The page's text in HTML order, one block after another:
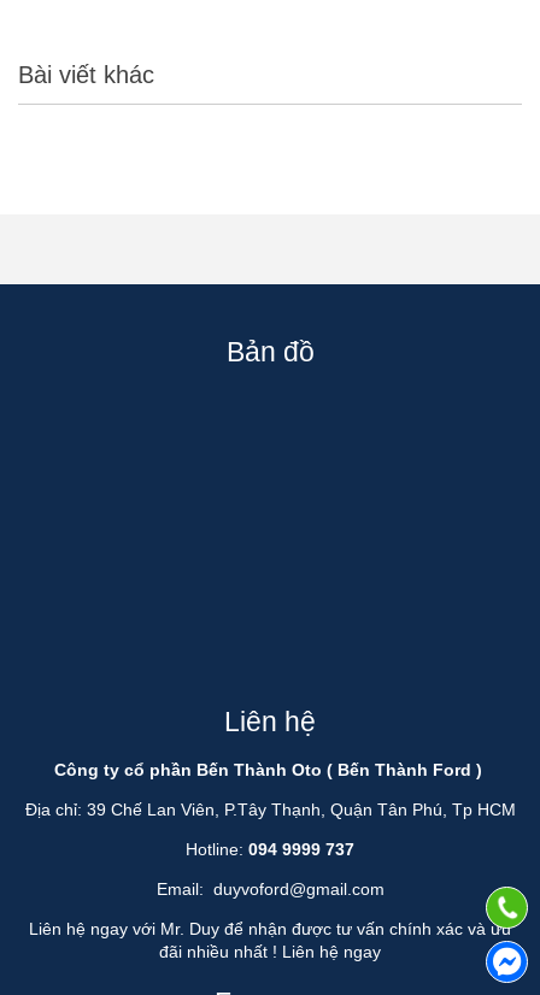
Bài viết khác
Bản đồ
Liên hệ
Công ty cổ phần Bến Thành Oto ( Bến Thành Ford )
Địa chỉ: 39 Chế Lan Viên, P.Tây Thạnh, Quận Tân Phú, Tp HCM
Hotline: 094 9999 737
Email: duyvoford@gmail.com
Liên hệ ngay với Mr. Duy để nhận được tư vấn chính xác và ưu
đãi nhiều nhất ! Liên hệ ngay